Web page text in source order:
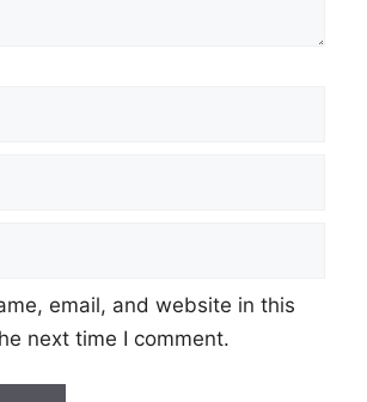
email, and website in this
next time I comment.